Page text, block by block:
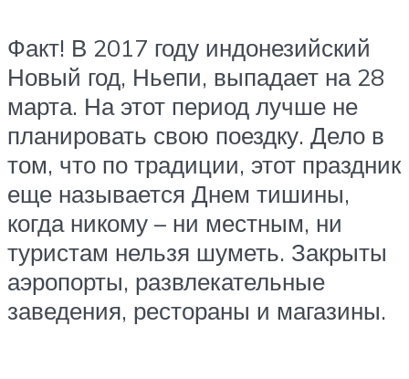
Факт! В 2017 году индонезийский
Новый год, Ньепи, выпадает на 28
марта. На этот период лучше не
планировать свою поездку. Дело в
том, что по традиции, этот праздник
еще называется Днем тишины,
когда никому – ни местным, ни
туристам нельзя шуметь. Закрыты
аэропорты, развлекательные
заведения, рестораны и магазины.